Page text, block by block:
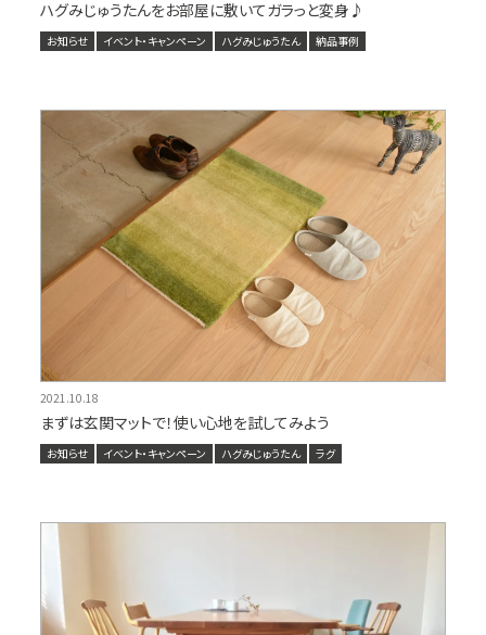
ハグみじゅうたんをお部屋に敷いてガラっと変身♪
お知らせ イベント・キャンペーン ハグみじゅうたん 納品事例
2021.10.18
まずは玄関マットで！使い心地を試してみよう
お知らせ イベント・キャンペーン ハグみじゅうたん ラグ